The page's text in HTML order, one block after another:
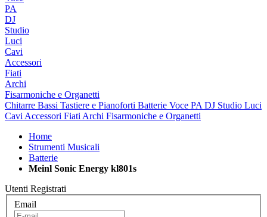
PA
DJ
Studio
Luci
Cavi
Accessori
Fiati
Archi
Fisarmoniche e Organetti
Chitarre Bassi Tastiere e Pianoforti Batterie Voce PA DJ Studio Luci
Cavi Accessori Fiati Archi Fisarmoniche e Organetti
Home
Strumenti Musicali
Batterie
Meinl Sonic Energy kl801s
Utenti Registrati
Email